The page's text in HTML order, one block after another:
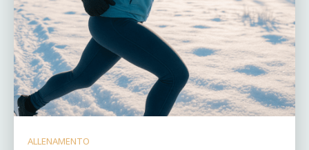
ALLENAMENTO